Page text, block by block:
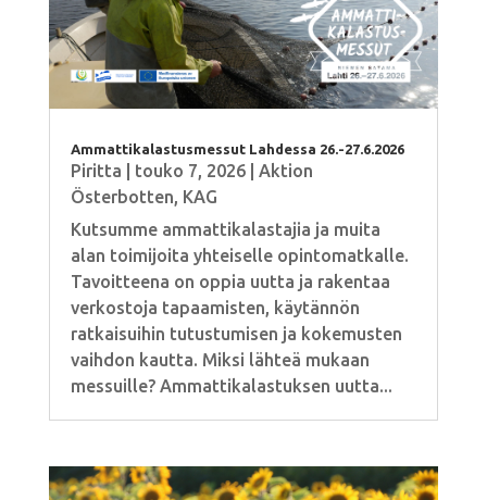
Ammattikalastusmessut Lahdessa 26.-27.6.2026
Piritta touko 7, 2026| Aktion
Österbotten, KAG
Kutsumme ammattikalastajia ja muita
alan toimijoita yhteiselle opintomatkalle.
Tavoitteena on oppia uutta ja rakentaa
verkostoja tapaamisten, käytännön
ratkaisuihin tutustumisen ja kokemusten
vaihdon kautta. Miksi lähteä mukaan
messuille? Ammattikalastuksen uutta...